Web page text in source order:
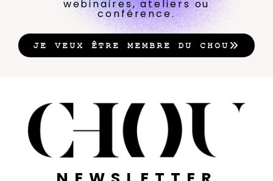
webinaires, ateliers ou
conférence.
JE VEUX ÊTRE MEMBRE DU CHOU